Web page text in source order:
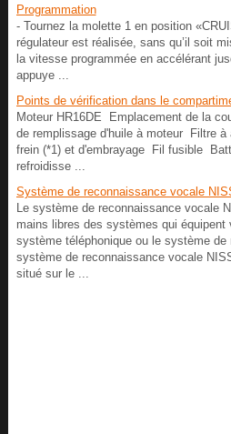
Programmation
- Tournez la molette 1 en position
régulateur est réalisée, sans qu’il soit
la vitesse programmée en accélérant
appuye ...
Points de vérification dans le
Moteur HR16DE Emplacement de la
de remplissage d'huile à moteur Filtre
frein (*1) et d'embrayage Fil fusible
refroidisse ...
Système de reconnaissance vocale
Le système de reconnaissance vocale
mains libres des systèmes qui
système téléphonique ou le système
système de reconnaissance vocale
situé sur le ...